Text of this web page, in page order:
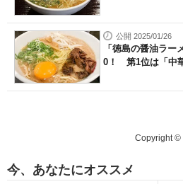
公開 2025/01/26
「徳島の醤油ラー
0！ 第1位は「中
Copyright ©
今、あなたにオススメ